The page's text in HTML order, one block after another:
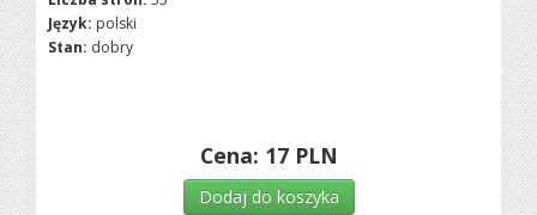
Język: polski
Stan: dobry
Cena: 17 PLN
Dodaj do koszyka